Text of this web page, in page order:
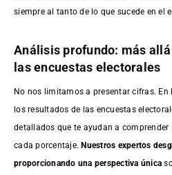
siempre al tanto de lo que sucede en el
Análisis profundo: más
las encuestas electorales
No nos limitamos a presentar cifras.
los resultados de las encuestas
detallados que te ayudan a
cada porcentaje. Nuestros expertos
proporcionando una perspectiva única